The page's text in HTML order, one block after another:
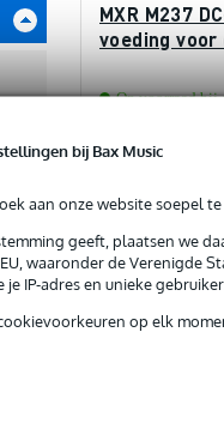
bij Bax Music
aan onze website soepel
geeft, plaatsen we
waaronder de Verenigde
je IP-adres en unieke
op elk
te
MXR M237
voeding
Op voorraad bij
Adviesprijs
In